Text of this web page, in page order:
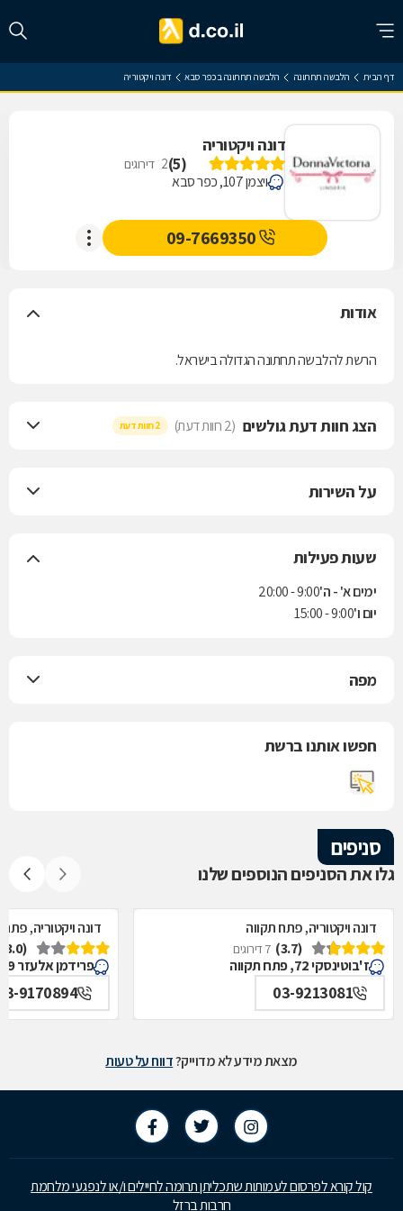
דף הבית הלבשה תחתונה הלבשה תחתונה בכפר סבא דונה ויקטוריה
דונה ויקטוריה
(
5
)
2 דירוגים
ויצמן 107, כפר סבא
09-7669350
אודות
הרשת להלבשה תחתונה הגדולה בישראל.
הצג חוות דעת גולשים (2 חוות דעת) 2 חוות דעת
על השירות
שעות פעילות
ימים א' - ה'9:00 - 20:00
יום ו'9:00 - 15:00
מפה
חפשו אותנו ברשת
סניפים
גלו את הסניפים הנוספים שלנו
דונה ויקטוריה, פתח תקווה
(3.7)
7 דירוגים
ז'בוטינסקי 72, פתח תקווה
03-9213081
דונה ויקטוריה,
(3.0)
פרידמן אלעזר 9, פתח תקווה
9170894
מצאת מידע לא מדוייק?דווח על טעות
קול קורא לפרסום לעמותות שתכליתן תרומה לחיילים ו/או לנפגעי מלחמת
חרבות ברזל